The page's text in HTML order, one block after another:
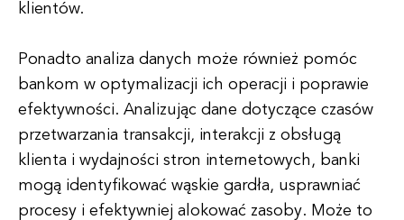
klientów.
Ponadto analiza danych może również pomóc
bankom w optymalizacji ich operacji i poprawie
efektywności. Analizując dane dotyczące czasów
przetwarzania transakcji, interakcji z obsługą
klienta i wydajności stron internetowych, banki
mogą identyfikować wąskie gardła, usprawniać
procesy i efektywniej alokować zasoby. Może to